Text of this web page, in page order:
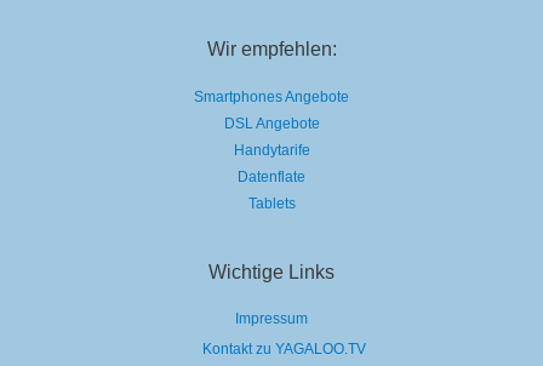
Wir empfehlen:
Smartphones Angebote
DSL Angebote
Handytarife
Datenflate
Tablets
Wichtige Links
Impressum
Kontakt zu YAGALOO.TV